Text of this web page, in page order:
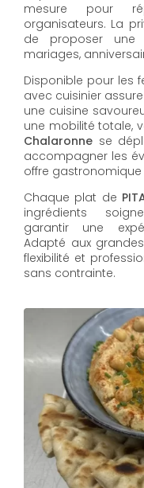
mesure pour
organisateurs. La
de proposer une
mariages,
Disponible pour les
avec cuisinier
une cuisine
une mobilité totale,
Chalaronne se
accompagner les
offre gastronomique
Chaque plat de
ingrédients
garantir une
Adapté aux
flexibilité et
sans contrainte.